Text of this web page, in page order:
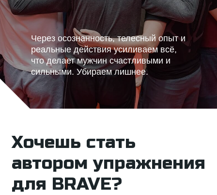
Через осознанность, телесный опыт и
реальные действия усиливаем всё,
что делает мужчин счастливыми и
сильными. Убираем лишнее.
Хочешь стать
автором упражнения
для BRAVE?